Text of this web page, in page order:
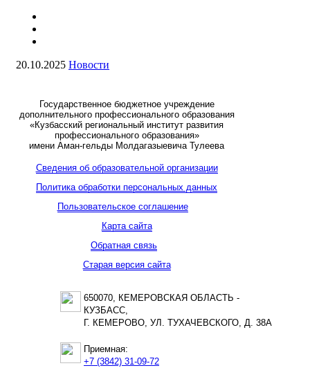
20.10.2025 Новости
Государственное бюджетное учреждение
дополнительного профессионального образования
«Кузбасский региональный институт развития
профессионального образования»
имени Аман-гельды Молдагазыевича Тулеева
Сведения об образовательной организации
Политика обработки персональных данных
Пользовательское соглашение
Карта сайта
Обратная связь
Старая версия сайта
650070, КЕМЕРОВСКАЯ ОБЛАСТЬ -
КУЗБАСС,
Г. КЕМЕРОВО, УЛ. ТУХАЧЕВСКОГО, Д. 38А
Приемная:
+7 (3842) 31-09-72